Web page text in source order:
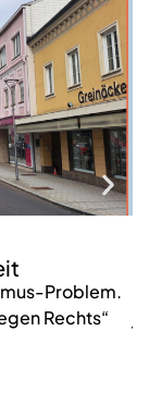
Problem.
Rechts“